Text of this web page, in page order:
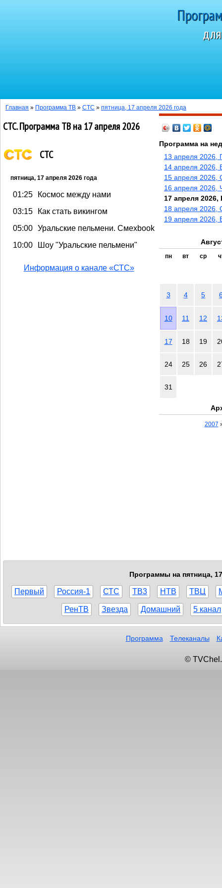
Главная » Программа ТВ » СТС » пятница, 17 апреля 2026 года
СТС. Программа ТВ на 17 апреля 2026
СТС
пятница, 17 апреля 2026 года
01:25
Космос между нами
03:15
Как стать викингом
05:00 Уральские пельмени. Смехbook
10:00
Шоу "Уральские пельмени"
Информация о канале «СТС»
Программа на
13 апреля 2026,
14 апреля 2026,
15 апреля 2026,
16 апреля 2026,
17 апреля 2026,
18 апреля 2026,
19 апреля 2026,
пн вт ср
3 4 5
10 11 12
17 18 19
24 25 26
31
2007
Программы на пятница,
Первый Россия-1 СТС ТВ3 НТВ ТВЦ
РенТВ Звезда Домашний 5 канал
Программа Телеканалы
©